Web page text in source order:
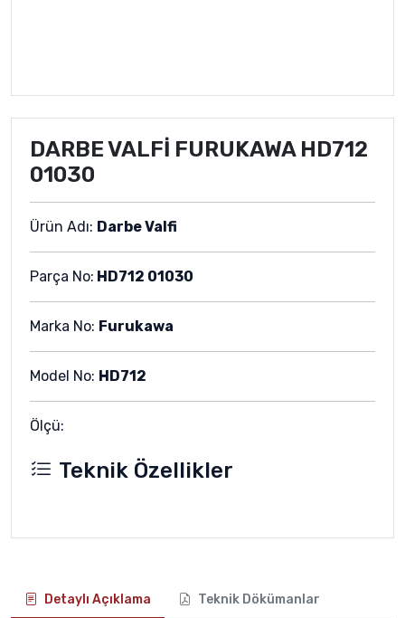
DARBE VALFİ FURUKAWA HD712
01030
Ürün Adı: Darbe Valfi
Parça No: HD712 01030
Marka No: Furukawa
Model No: HD712
Ölçü:
Teknik Özellikler
Detaylı Açıklama Teknik Dökümanlar